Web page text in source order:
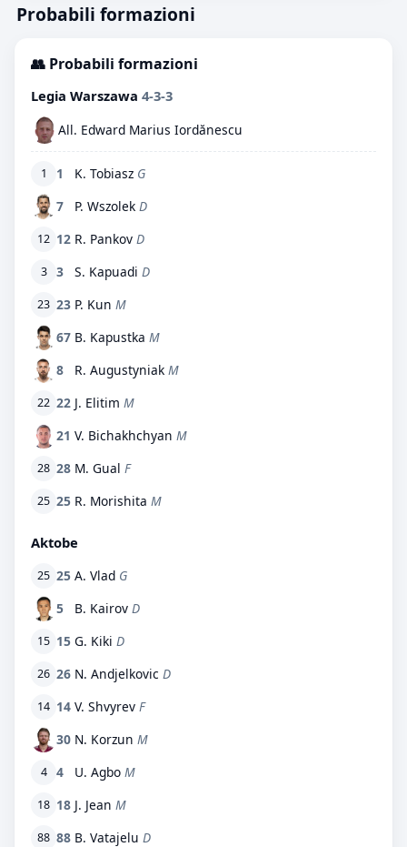
Probabili formazioni
👥 Probabili formazioni
Legia Warszawa 4-3-3
All. Edward Marius Iordănescu
1 1 K. Tobiasz G
7
P. Wszolek D
12 12 R. Pankov D
3 3 S. Kapuadi D
23 23 P. Kun M
67 B. Kapustka M
8
R. Augustyniak M
22 22 J. Elitim M
21 V. Bichakhchyan M
28 28 M. Gual F
25 25 R. Morishita M
Aktobe
25 25 A. Vlad G
5
B. Kairov D
15 15 G. Kiki D
26 26 N. Andjelkovic D
14 14 V. Shvyrev F
30 N. Korzun M
4 4 U. Agbo M
18 18 J. Jean M
88 88 B. Vatajelu D